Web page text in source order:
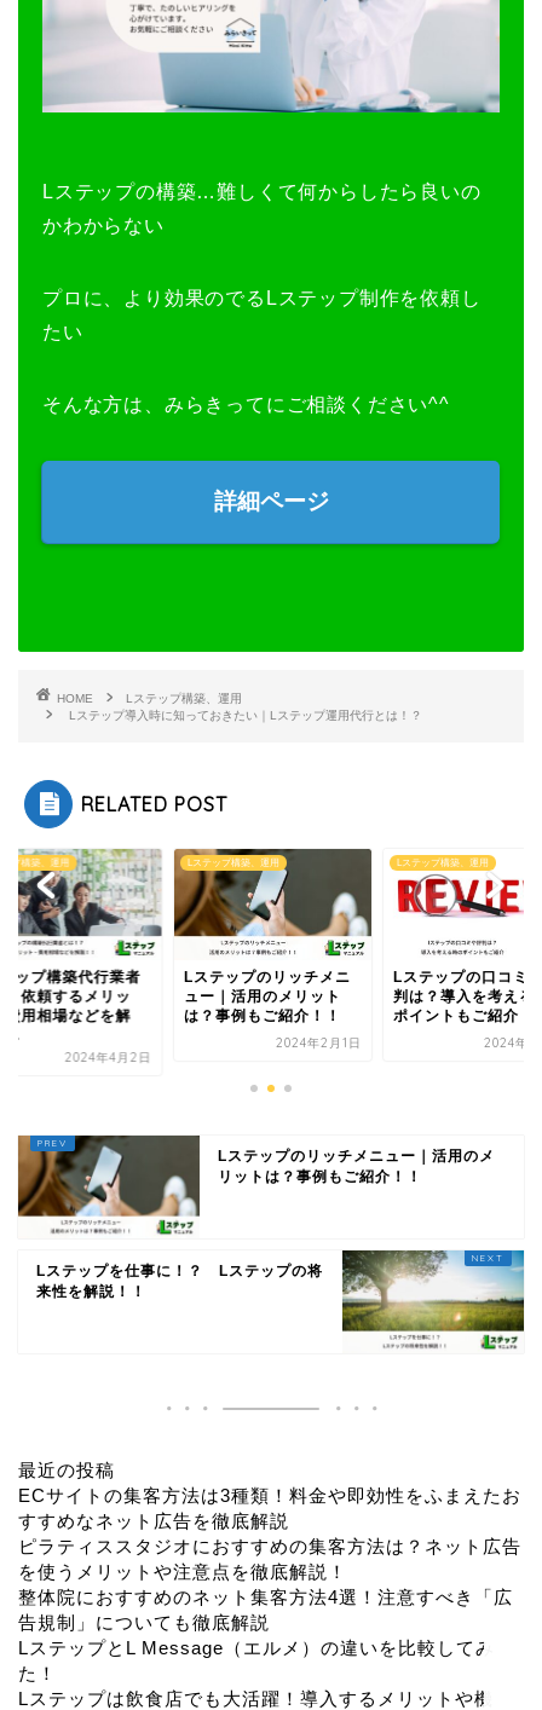
Lステップの構築…難しくて何からしたら良いの
かわからない
プロに、より効果のでるLステップ制作を依頼し
たい
そんな方は、みらきってにご相談ください^^
詳細ページ
HOME
Lステップ構築、運用
Lステップ導入時に知っておきたい｜Lステップ運用代行とは！？
RELATED POST
ップ構築、運用
ップ構築代行業者
？依頼するメリッ
費用相場などを解
...
2024年4月2日
Lステップ構築、運用
Lステップのリッチメニ
ュー｜活用のメリット
は？事例もご紹介！！
2024年2月1日
Lステップ構築、運用
Lステップの口コミ
判は？導入を考える
ポイントもご紹介！
2024年4
Lステップのリッチメニュー｜活用のメ
リットは？事例もご紹介！！
Lステップを仕事に！？ Lステップの将
来性を解説！！
最近の投稿
ECサイトの集客方法は3種類！料金や即効性をふまえたお
すすめなネット広告を徹底解説
ピラティススタジオにおすすめの集客方法は？ネット広告
を使うメリットや注意点を徹底解説！
整体院におすすめのネット集客方法4選！注意すべき「広
告規制」についても徹底解説
LステップとL Message（エルメ）の違いを比較してみ
た！
Lステップは飲食店でも大活躍！導入するメリットや機
運営会社
お問い合わせ